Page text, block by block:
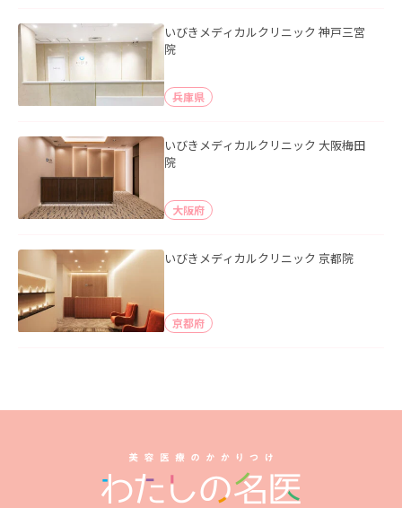
いびきメディカルクリニック 神戸三宮
院
兵庫県
いびきメディカルクリニック 大阪梅田
院
大阪府
いびきメディカルクリニック 京都院
京都府